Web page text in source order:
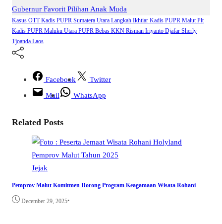
Gubernur Favorit Pilihan Anak Muda
Kasus OTT Kadis PUPR Sumatera Utara Langkah Ikhtiar Kadis PUPR Malut Plt
Kadis PUPR Maluku Utara PUPR Bebas KKN Risman Iriyanto Djafar Sherly
Tjoanda Laos
Facebook
Twitter
Mail
WhatsApp
Related Posts
Jejak
Pemprov Malut Komitmen Dorong Program Keagamaan Wisata Rohani
December 29, 2025•